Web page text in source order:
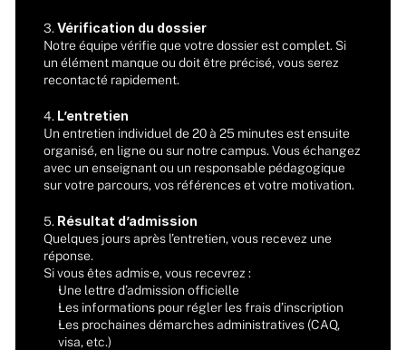
3. Vérification du dossier
Notre équipe vérifie que votre dossier est complet. Si
un élément manque ou doit être précisé, vous serez
recontacté rapidement.
4. L’entretien
Un entretien individuel de 20 à 25 minutes est ensuite
organisé, en ligne ou sur notre campus. Vous échangez
avec un enseignant ou un responsable pédagogique
sur votre parcours, vos références et votre motivation.
5. Résultat d’admission
Quelques jours après l’entretien, vous recevez une
réponse.
Si vous êtes admis·e, vous recevrez :
Une lettre d’admission officielle
Les informations pour régler les frais d’inscription
Les prochaines démarches administratives (CAQ,
visa, etc.)